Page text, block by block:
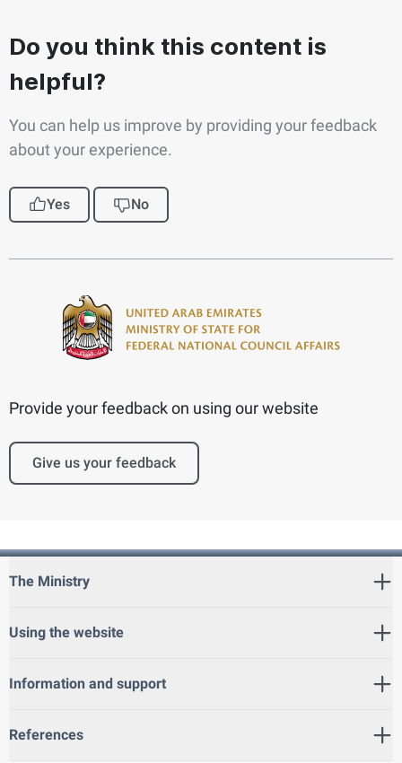
Do you think this content is
helpful?
You can help us improve by providing your feedback
about your experience.
Yes No
Provide your feedback on using our website
Give us your feedback
The Ministry
Using the website
Information and support
References